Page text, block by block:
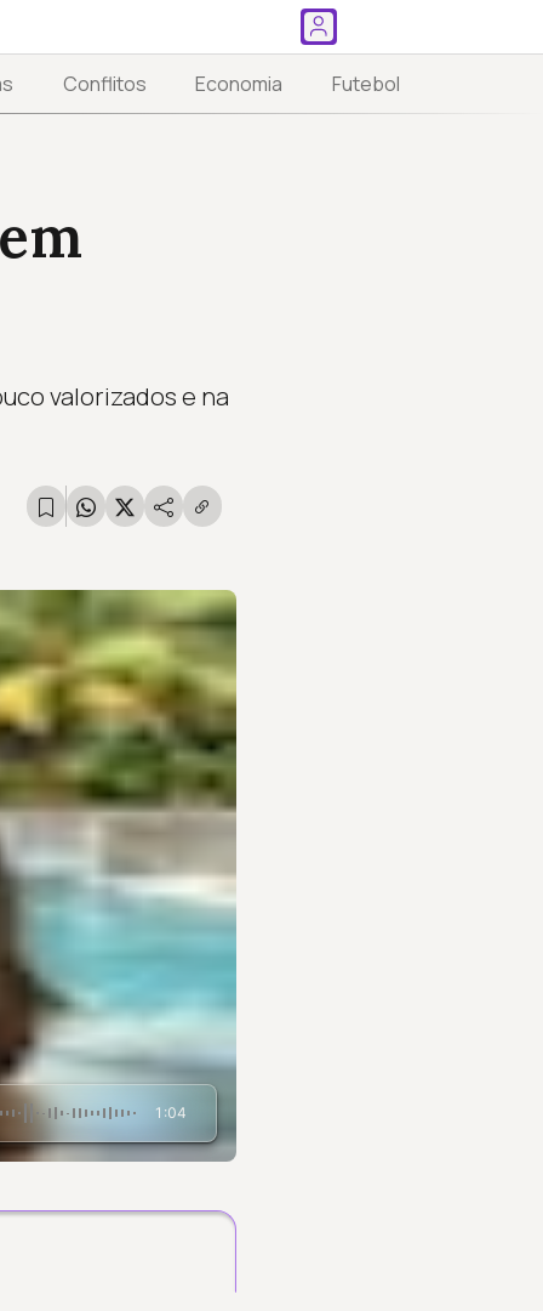
Conflitos Economia Futebol
valorizados e na
1:04